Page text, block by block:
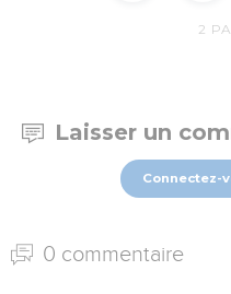
2
Laisser un
Connectez-
0 commentaire